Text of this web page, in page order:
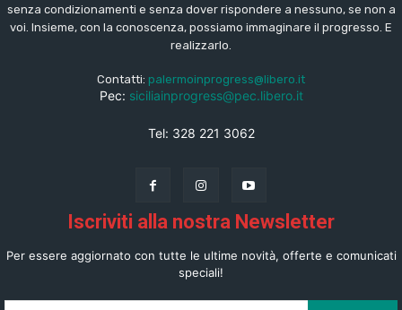
senza condizionamenti e senza dover rispondere a nessuno, se non a
voi. Insieme, con la conoscenza, possiamo immaginare il progresso. E
realizzarlo.
Contatti: palermoinprogress@libero.it
Pec: siciliainprogress@pec.libero.it
Tel: 328 221 3062
Iscriviti alla nostra Newsletter
Per essere aggiornato con tutte le ultime novità, offerte e comunicati
speciali!